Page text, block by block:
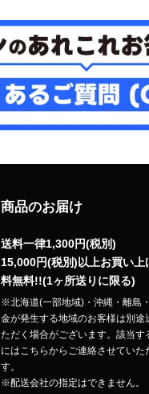
商品のお届け
送料一律1,300円(税別)
15,000円(税別)以上お買い上
料無料!!(1ヶ所送りに限る)
※北海道(一部地域)・沖縄・離島
金が発生する地域のお客様は別途
ただく場合がございます。該当す
にはこちらからご連絡させていた
す。
※配送会社の指定はできません。